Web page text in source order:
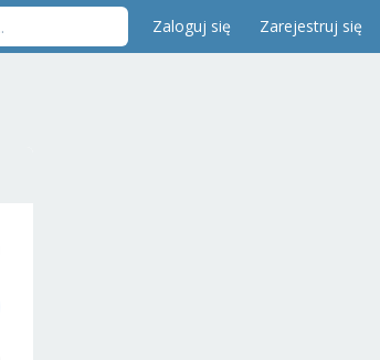
Zaloguj się Zarejestruj się